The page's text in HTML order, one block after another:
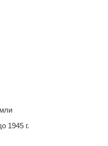
1945 г.